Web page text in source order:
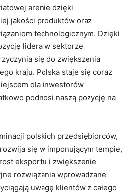
arenie dzięki‍
jakości produktów oraz
technologicznym. ‍Dzięki
lidera w sektorze
się ​do zwiększenia
kraju. Polska staje się coraz
dla inwestorów
podnosi naszą pozycję na
polskich przedsiębiorców,
się w imponującym tempie,
eksportu i ⁢zwiększenie
rozwiązania wprowadzane
uwagę klientów z całego